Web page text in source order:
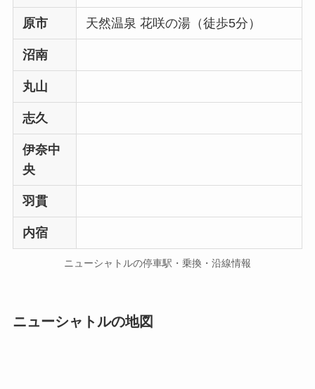
原市 天然温泉 花咲の湯（徒歩5分）
沼南
丸山
志久
伊奈中
央
羽貫
内宿
ニューシャトルの停車駅・乗換・沿線情報
ニューシャトルの地図